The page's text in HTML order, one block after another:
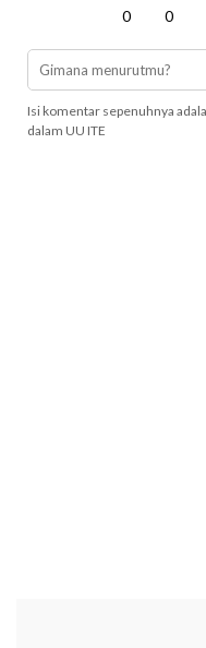
0 0
Isi komentar sepenuhnya
dalam UU ITE